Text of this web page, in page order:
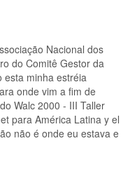
Nacional dos
do Comitê Gestor da
esta minha estréia
onde vim a fim de
Walc 2000 - III Taller
para América Latina y el
não é onde eu estava e